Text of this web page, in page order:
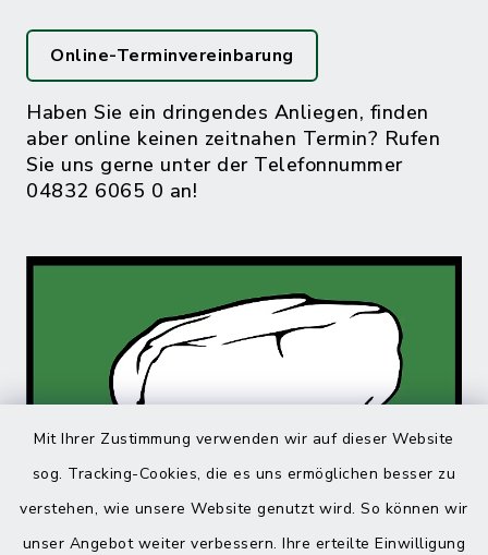
Mit Ihrer Zustimmung verwenden wir auf dieser Website
sog. Tracking-Cookies, die es uns ermöglichen besser zu
verstehen, wie unsere Website genutzt wird. So können wir
unser Angebot weiter verbessern. Ihre erteilte Einwilligung
Online-Terminvereinbarung
Haben Sie ein dringendes Anliegen, finden
aber online keinen zeitnahen Termin? Rufen
Sie uns gerne unter der Telefonnummer
04832 6065 0 an!